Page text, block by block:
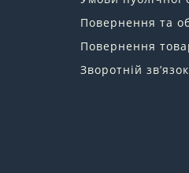
Повернення та
Повернення
Зворотній зв’язок